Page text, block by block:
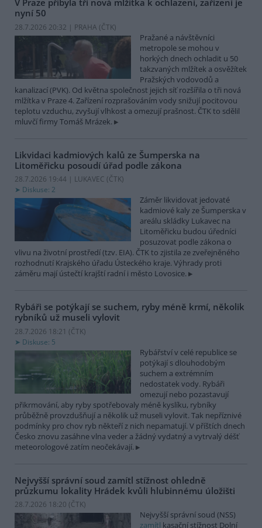
V Praze přibyla tři nová mlžítka k ochlazení, zařízení je
nyní 50
28.7.2026 20:32 | PRAHA (ČTK)
Pražané a návštěvníci
metropole se mohou v
horkých dnech ochladit u 50
takzvaných mlžítek a osvěžítek
Pražských vodovodů a
kanalizací (PVK). Od května společnost jejich síť rozšířila o tři nová
mlžítka v Praze 4. Zařízení rozprašováním vody snižují pocitovou
teplotu vzduchu, zvyšují vlhkost a omezují prašnost. ČTK to sdělil
mluvčí firmy Tomáš Mrázek.
Likvidaci kadmiových kalů ze Šumperska na
Litoměřicku posoudí úřad podle zákona
28.7.2026 19:44 | LUKAVEC (ČTK)
Diskuse: 2
Záměr likvidovat jedovaté
kadmiové kaly ze Šumperska v
areálu skládky Lukavec na
Litoměřicku budou úředníci
posuzovat podle zákona o
vlivu na životní prostředí (tzv. EIA). ČTK to zjistila ze zveřejněného
rozhodnutí Krajského úřadu Ústeckého kraje. Výhrady proti
záměru mají ústečtí krajští radní i město Lovosice.
Rybáři se potýkají se suchem, ryby méně krmí, několik
rybníků už museli vylovit
28.7.2026 18:21 (ČTK)
Diskuse: 5
Rybářství v celé republice se
potýkají s dlouhodobým
suchem a extrémním
nedostatek vody. Rybáři
omezují nebo pozastavují
přikrmování, aby ryby spotřebovaly méně kyslíku, rybníky
průběžně provzdušňují a několik už museli vylovit. Tak nepříznivé
podmínky pro chov ryb někteří z nich nepamatují. V příštích dnech
Česko znovu zasáhne vlna veder a žádný vydatný a vytrvalý déšť
meteorologové zatím neočekávají.
Nejvyšší správní soud zamítl stížnost ohledně
průzkumu lokality Hrádek kvůli hlubinnému úložišti
28.7.2026 18:20 (ČTK)
Nejvyšší správní soud (NSS)
zamítl kasační stížnost Dolní